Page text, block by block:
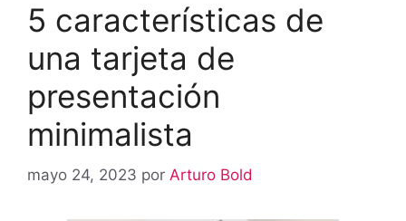
5 características de
una tarjeta de
presentación
minimalista
mayo 24, 2023 por Arturo Bold